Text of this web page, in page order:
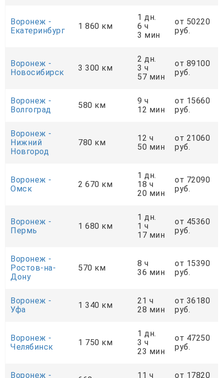
Воронеж -
Екатеринбург
1 860 км
1 дн.
6 ч
3 мин
от 50220
руб.
Воронеж -
Новосибирск
3 300 км
2 дн.
3 ч
57 мин
от 89100
руб.
Воронеж -
Волгоград
580 км
9 ч
12 мин
от 15660
руб.
Воронеж -
Нижний
Новгород
780 км
12 ч
50 мин
от 21060
руб.
Воронеж -
Омск
2 670 км
1 дн.
18 ч
20 мин
от 72090
руб.
Воронеж -
Пермь
1 680 км
1 дн.
1 ч
17 мин
от 45360
руб.
Воронеж -
Ростов-на-
Дону
570 км
8 ч
36 мин
от 15390
руб.
Воронеж -
Уфа
1 340 км
21 ч
28 мин
от 36180
руб.
Воронеж -
Челябинск
1 750 км
1 дн.
3 ч
23 мин
от 47250
руб.
Воронеж - 11 ч от 17820